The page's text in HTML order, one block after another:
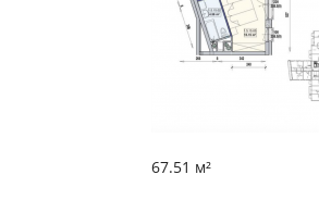
67.51 м²